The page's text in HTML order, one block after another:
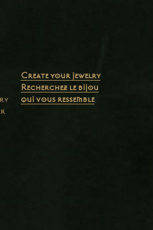
Create your jewelry
Recherchez le bijou
qui vous ressemble